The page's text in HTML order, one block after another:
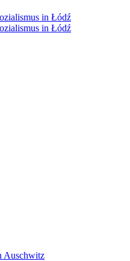
in Łódź
in Łódź
Auschwitz